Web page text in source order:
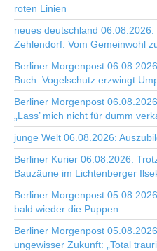
roten Linien
neues deutschland
Zehlendorf: Vom Gemeinwohl
Berliner Morgenpost
Buch: Vogelschutz erzwingt
Berliner Morgenpost
„Lass’ mich nicht für dumm
junge Welt 06.08.2026:
Berliner Kurier 06.08.2026:
Bauzäune im Lichtenberger
Berliner Morgenpost
bald wieder die Puppen
Berliner Morgenpost
ungewisser Zukunft: „Total